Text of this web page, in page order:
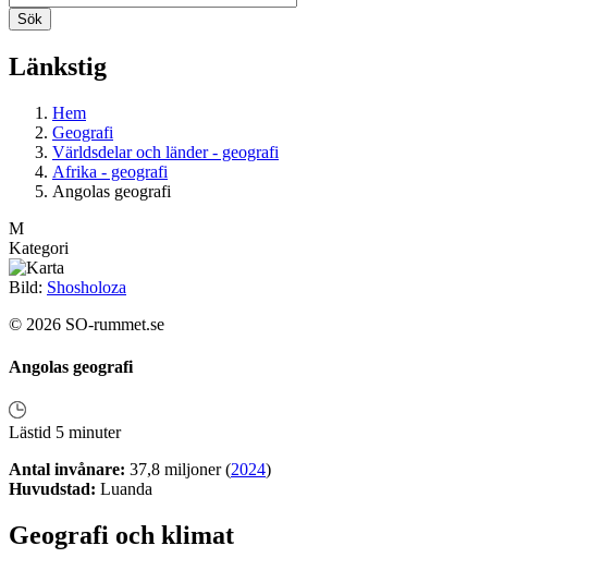
Länkstig
Hem
Geografi
Världsdelar och länder - geografi
Afrika - geografi
Angolas geografi
M
Kategori
Bild: Shosholoza
© 2026 SO-rummet.se
Angolas geografi
Lästid 5 minuter
Antal invånare: 37,8 miljoner (2024)
Huvudstad: Luanda
Geografi och klimat